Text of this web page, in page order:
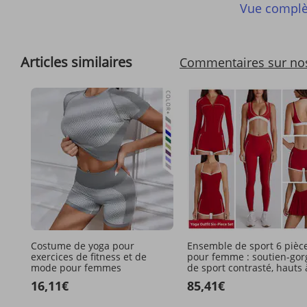
Vue
Articles similaires Commentaires sur
Costume de yoga pour
exercices de fitness et de
mode pour femmes
16,11€
Ensemble de sport 6
pour femme : soutien-
de sport contrasté, hauts
manches longues/courtes,
pantalon, short et jupe,
85,41€